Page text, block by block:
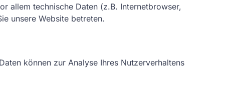
allem technische Daten (z.B. Internetbrowser,
unsere Website betreten.
können zur Analyse Ihres Nutzerverhaltens